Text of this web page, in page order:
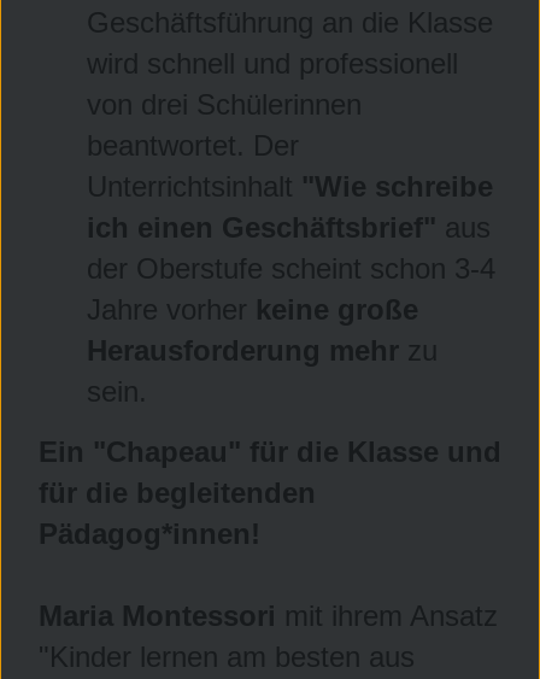
Geschäftsführung an die Klasse
wird schnell und professionell
von drei Schülerinnen
beantwortet. Der
Unterrichtsinhalt "Wie schreibe
ich einen Geschäftsbrief" aus
der Oberstufe scheint schon 3-4
Jahre vorher keine große
Herausforderung mehr zu
sein.
Ein "Chapeau" für die Klasse und
für die begleitenden
Pädagog*innen!
Maria Montessori mit ihrem Ansatz
"Kinder lernen am besten aus